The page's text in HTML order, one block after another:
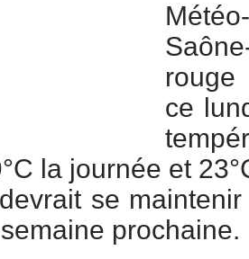
ce
la journée et
se
prochaine.